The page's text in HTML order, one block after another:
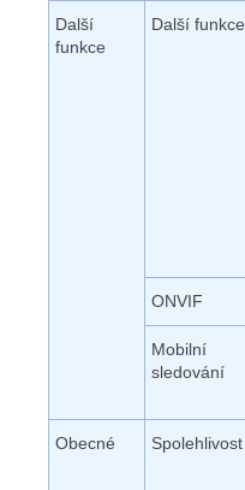
Další
funkce
Další funkce
ONVIF
Mobilní
sledování
Obecné Spolehlivost